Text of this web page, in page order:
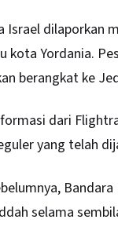
Israel dilaporkan
kota Yordania.
berangkat ke
dari
yang telah
selama